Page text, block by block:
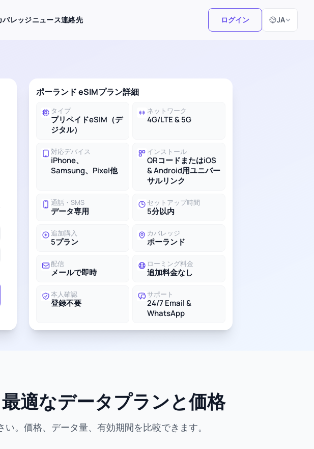
バレッジニュース連絡先 ログイン JA
言語選択
ポーランド eSIMプラン詳細
タイプ
プリペイドeSIM（デ
ジタル）
ネットワーク
4G/LTE & 5G
対応デバイス
iPhone、
Samsung、Pixel他
インストール
QRコードまたはiOS
& Android用ユニバー
サルリンク
通話・SMS
データ専用
セットアップ時間
5分以内
追加購入
5プラン
カバレッジ
ポーランド
配信
メールで即時
ローミング料金
追加料金なし
本人確認
登録不要
サポート
24/7 Email &
WhatsApp
適なデータプランと価格
。価格、データ量、有効期間を比較できます。